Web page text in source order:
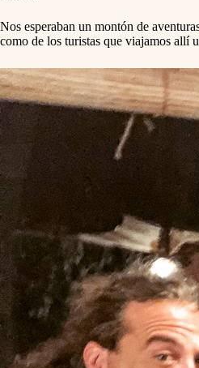
Nos esperaban un montón de
como de los turistas que viajamos allí